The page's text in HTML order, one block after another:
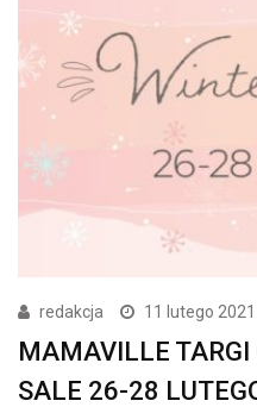
redakcja 11 lutego 2021
MAMAVILLE TARGI
SALE 26-28